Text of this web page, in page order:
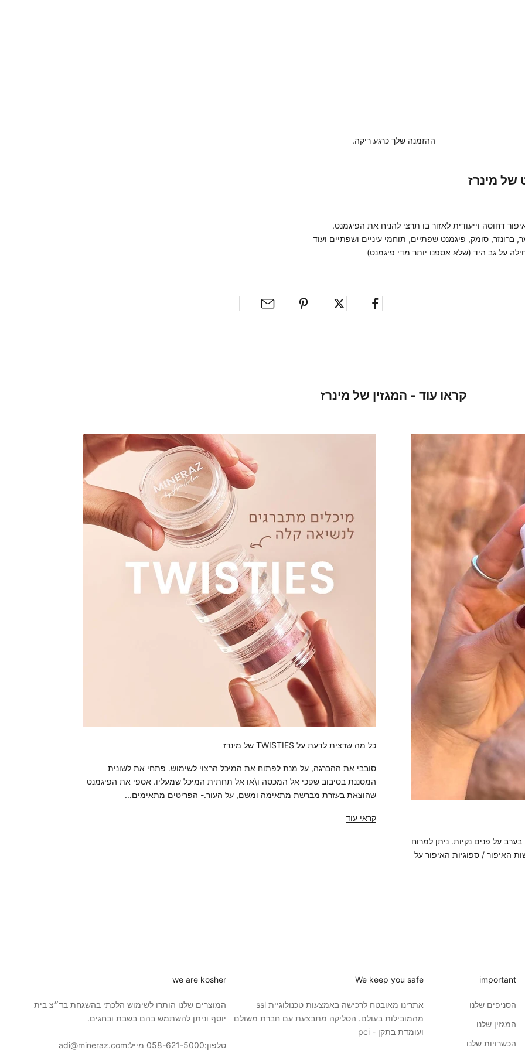
ההזמנה שלך כרגע ריקה.
של מינרז
דחוסה וייעודית לאזור בו תרצי להניח את הפיגמנט.
ברונזר, סומק, פיגמנט שפתיים, תוחמי עיניים ושפתיים ועוד
על גב היד (שלא אספנו יותר מדי פיגמנט)
קראו עוד - המגזין של מינרז
על פנים נקיות. ניתן למרוח
האיפור / ספוגיות האיפור על
כל מה שרצית לדעת על TWISTIES של מינרז
סובבי את ההברגה, על מנת לפתוח את המיכל הרצוי לשימוש. פתחי את לשונית
המסננת בסיבוב שפכי אל המכסה ו\או אל תחתית המיכל שמעליו. אספי את הפיגמנט
שהוצאת בעזרת מברשת מתאימה ומשם, על העור.- הפריטים מתאימים...
קראי עוד
important
הסניפים שלנו
המגזין שלנו
הכשרויות שלנו
We keep you safe
אתרינו מאובטח לרכישה באמצעות טכנולוגיית ssl
מהמובילות בעולם. הסליקה מתבצעת עם חברת משולם
ועומדת בתקן - pci
we are kosher
המוצרים שלנו הותרו לשימוש הלכתי בהשגחת בד״צ בית
יוסף וניתן להשתמש בהם בשבת ובחגים.
טלפון:058-621-5000 מייל:adi@mineraz.com